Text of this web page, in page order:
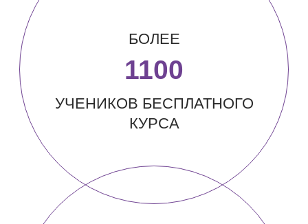
Договор оферты
© Все права защищены, 2022